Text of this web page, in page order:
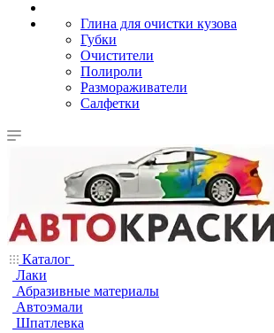
Глина для очистки кузова
Губки
Очистители
Полироли
Размораживатели
Салфетки
Каталог
Лаки
Абразивные материалы
Автоэмали
Шпатлевка